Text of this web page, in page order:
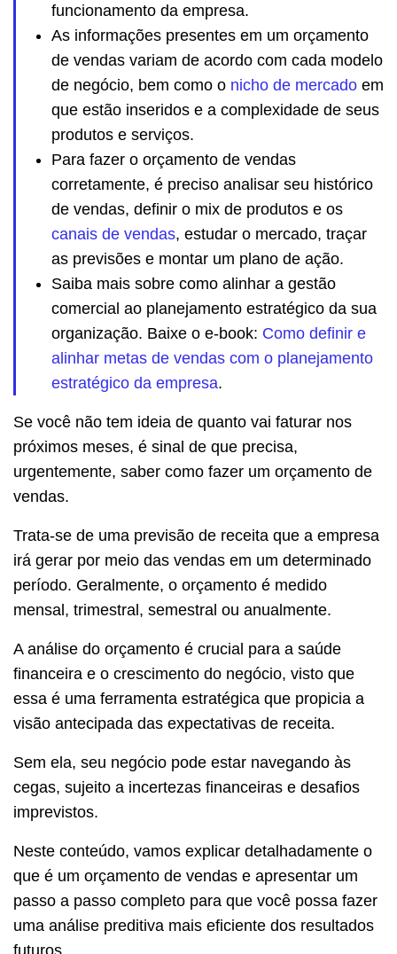
funcionamento da empresa.
As informações presentes em um orçamento
de vendas variam de acordo com cada modelo
de negócio, bem como o nicho de mercado em
que estão inseridos e a complexidade de seus
produtos e serviços.
Para fazer o orçamento de vendas
corretamente, é preciso analisar seu histórico
de vendas, definir o mix de produtos e os
canais de vendas, estudar o mercado, traçar
as previsões e montar um plano de ação.
Saiba mais sobre como alinhar a gestão
comercial ao planejamento estratégico da sua
organização. Baixe o e-book: Como definir e
alinhar metas de vendas com o planejamento
estratégico da empresa.
Se você não tem ideia de quanto vai faturar nos
próximos meses, é sinal de que precisa,
urgentemente, saber como fazer um orçamento de
vendas.
Trata-se de uma previsão de receita que a empresa
irá gerar por meio das vendas em um determinado
período. Geralmente, o orçamento é medido
mensal, trimestral, semestral ou anualmente.
A análise do orçamento é crucial para a saúde
financeira e o crescimento do negócio, visto que
essa é uma ferramenta estratégica que propicia a
visão antecipada das expectativas de receita.
Sem ela, seu negócio pode estar navegando às
cegas, sujeito a incertezas financeiras e desafios
imprevistos.
Neste conteúdo, vamos explicar detalhadamente o
que é um orçamento de vendas e apresentar um
passo a passo completo para que você possa fazer
uma análise preditiva mais eficiente dos resultados
futuros.